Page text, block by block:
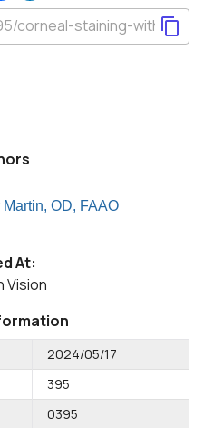
OD, FAAO
At:
Vision
2024/05/17
395
0395